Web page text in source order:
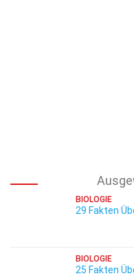
BIOLOGIE
29 Fakten
BIOLOGIE
25 Fakten